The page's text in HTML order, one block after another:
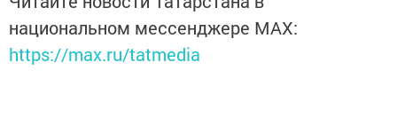
национальном мессенджере MАХ:
https://max.ru/tatmedia